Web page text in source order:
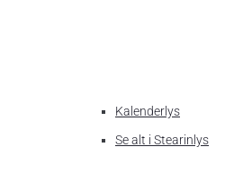
Kalenderlys
Se alt i Stearinlys